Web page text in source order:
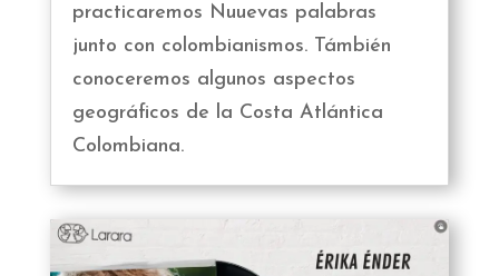
practicaremos Nuuevas palabras
junto con colombianismos. Támbién
conoceremos algunos aspectos
geográficos de la Costa Atlántica
Colombiana.